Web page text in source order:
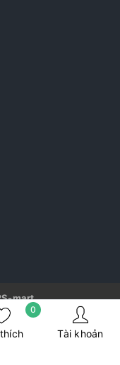
0
Tài khoản
mart